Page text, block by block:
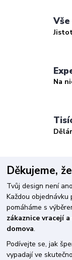
Na
Děkujeme,
Tvůj design není
Každou
pomáháme s
zákaznice vracejí
domova.
Podívejte se, jak
vypadají ve